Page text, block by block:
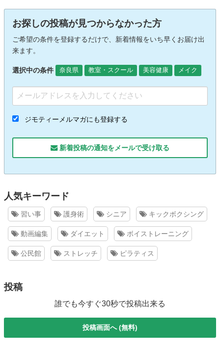
お探しの投稿が見つからなかった方
ご希望の条件を登録するだけで、新着情報をいち早くお届け出
来ます。
選択中の条件 奈良県 教室・スクール 美容健康 メイク
ジモティーメルマガにも登録する
新着投稿の通知をメールで受け取る
人気キーワード
習い事 護身術 シニア キックボクシング
動画編集 ダイエット ボイストレーニング
公民館 ストレッチ ピラティス
投稿
誰でも今すぐ30秒で投稿出来る
投稿画面へ (無料)